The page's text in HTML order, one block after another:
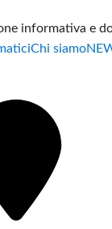
informativa e
Chi siamo